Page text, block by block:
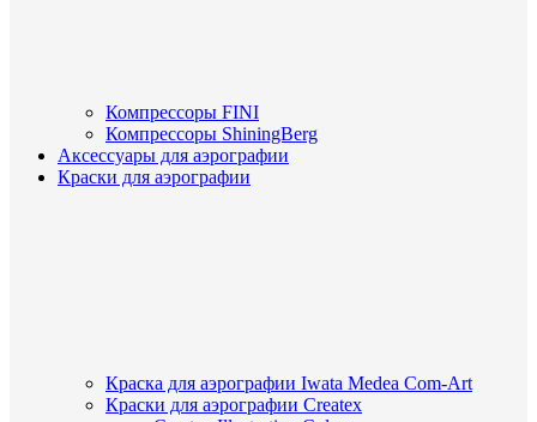
Компрессоры FINI
Компрессоры ShiningBerg
Аксессуары для аэрографии
Краски для аэрографии
Краска для аэрографии Iwata Medea Com-Art
Краски для аэрографии Createx